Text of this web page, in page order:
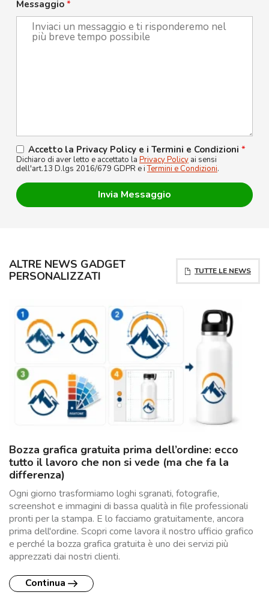
Messaggio *
Accetto la Privacy Policy e i Termini e Condizioni *
Dichiaro di aver letto e accettato la Privacy Policy ai sensi
dell'art.13 D.lgs 2016/679 GDPR e iTermini e Condizioni.
TUTTE LE NEWS
ALTRE NEWS GADGET
PERSONALIZZATI
Bozza grafica gratuita prima dell’ordine: ecco
tutto il lavoro che non si vede (ma che fa la
differenza)
Ogni giorno trasformiamo loghi sgranati, fotografie,
screenshot e immagini di bassa qualità in file professionali
pronti per la stampa. E lo facciamo gratuitamente, ancora
prima dell'ordine. Scopri come lavora il nostro ufficio grafico
e perché la bozza grafica gratuita è uno dei servizi più
apprezzati dai nostri clienti.
Continua